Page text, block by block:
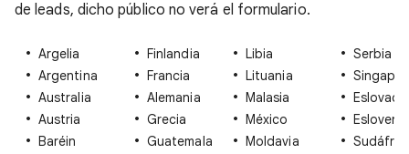
de leads, dicho público no verá el formulario.
Argelia
Argentina
Australia
Austria
Baréin
Finlandia
Francia
Alemania
Grecia
Guatemala
Libia
Lituania
Malasia
México
Moldavia
Serbia
Singapur
Eslovenia